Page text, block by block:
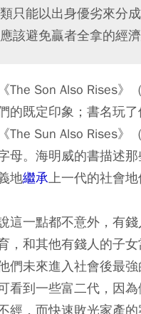
只能以出身優劣來分
該避免贏者全拿的經濟
The Son Also Rises》
的既定印象；書名玩了
The Sun Also Rises》
母。海明威的書描述
地繼承上一代的社會地
這一點都不意外，有
，和其他有錢人的子
們未來進入社會後最
看到一些富二代，因為
經，而快速敗光家產的